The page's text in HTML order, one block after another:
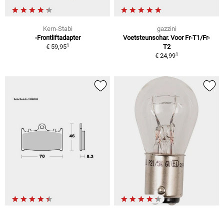
Kern-Stabi
-Frontliftadapter
€ 59,951
gazzini
Voetsteunschar. Voor Fr-T1/Fr-
T2
€ 24,991